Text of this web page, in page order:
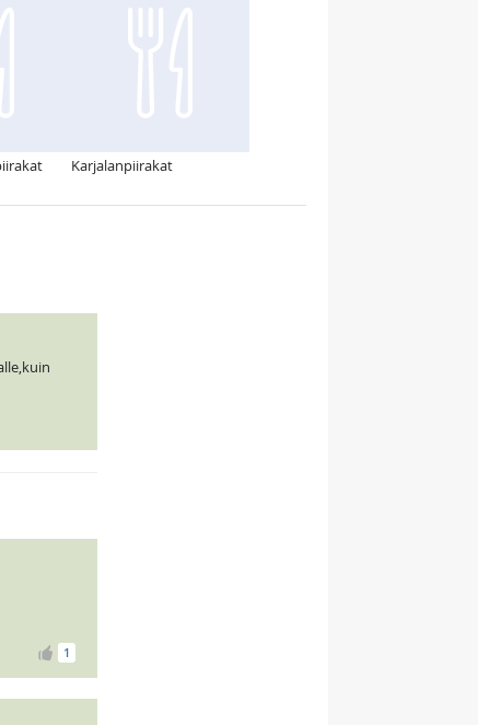
Karjalanpiirakat
1